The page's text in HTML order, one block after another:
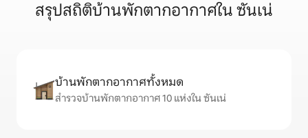
สรุปสถิติบ้านพักตากอากาศใน ซันเน่
บ้านพักตากอากาศทั้งหมด
สำรวจบ้านพักตากอากาศ 10 แห่งใน ซันเน่